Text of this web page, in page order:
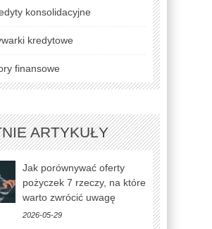
konsolidacyjne
kredytowe
finansowe
ARTYKUŁY
Jak porównywać oferty
pożyczek 7 rzeczy, na które
warto zwrócić uwagę
2026-05-29